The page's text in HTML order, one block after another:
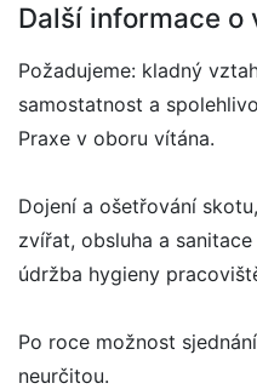
Další informace o
Požadujeme: kladný
samostatnost a
Praxe v oboru vítána.
Dojení a ošetřování
zvířat, obsluha a
údržba hygieny
Po roce možnost
neurčitou.